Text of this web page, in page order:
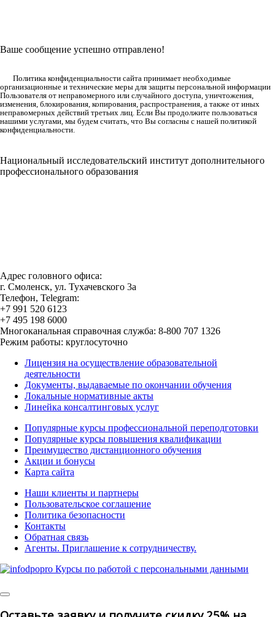
Ваше сообщение успешно отправлено!
Политика конфиденциальности сайта принимает необходимые
организационные и технические меры для защиты персональной информации
Пользователя от неправомерного или случайного доступа, уничтожения,
изменения, блокирования, копирования, распространения, а также от иных
неправомерных действий третьих лиц. Если Вы продолжите пользоваться
нашими услугами, мы будем считать, что Вы согласны с нашей политикой
конфиденциальности.
Национальный исследовательский институт дополнительного
профессионального образования
Адрес головного офиса:
г. Смоленск, ул. Тухачевского 3а
Телефон, Telegram:
+7 991 520 6123
+7 495 198 6000
Многоканальная справочная служба: 8-800 707 1326
Режим работы: круглосуточно
Лицензия на осуществление образовательной
деятельности
Документы, выдаваемые по окончании обучения
Локальные нормативные акты
Линейка консалтинговых услуг
Популярные курсы профессиональной переподготовки
Популярные курсы повышения квалификации
Преимущество дистанционного обучения
Акции и бонусы
Карта сайта
Наши клиенты и партнеры
Пользовательское соглашение
Политика безопасности
Контакты
Обратная связь
Агенты. Приглашение к сотрудничеству.